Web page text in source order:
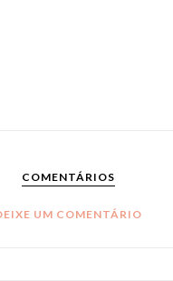
COMENTÁRIOS
UM COMENTÁRIO